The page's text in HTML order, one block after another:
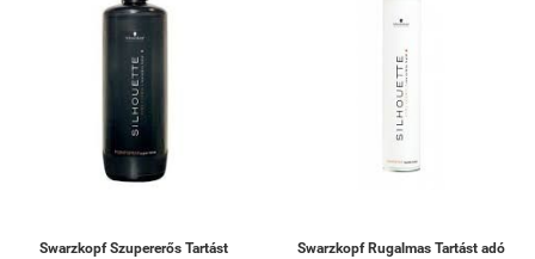
Swarzkopf Szupererős Tartást
Swarzkopf Rugalmas Tartást adó